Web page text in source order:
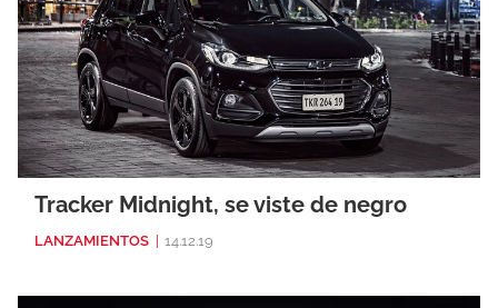
Tracker Midnight, se viste de negro
LANZAMIENTOS 14.12.19